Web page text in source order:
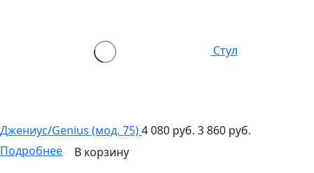
Стул
Джениус/Genius (мод. 75)4 080 руб. 3 860 руб.
Подробнее
В корзину